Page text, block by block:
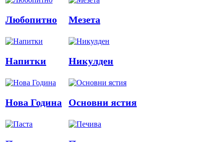
Любопитно Мезета
Напитки Никулден
Нова Година Основни ястия
Паста Печива